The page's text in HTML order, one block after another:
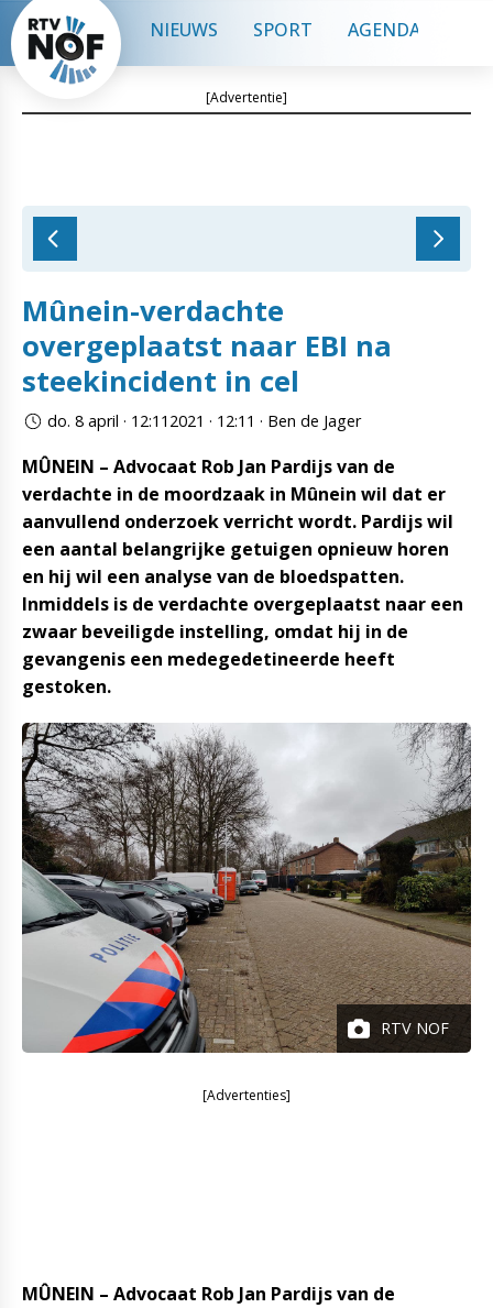
NIEUWS SPORT AGENDA
[Advertentie]
Mûnein-verdachte
overgeplaatst naar EBI na
steekincident in cel
do. 8 april · 12:112021 · 12:11 · Ben de Jager
MÛNEIN – Advocaat Rob Jan Pardijs van de
verdachte in de moordzaak in Mûnein wil dat er
aanvullend onderzoek verricht wordt. Pardijs wil
een aantal belangrijke getuigen opnieuw horen
en hij wil een analyse van de bloedspatten.
Inmiddels is de verdachte overgeplaatst naar een
zwaar beveiligde instelling, omdat hij in de
gevangenis een medegedetineerde heeft
gestoken.
RTV NOF
[Advertenties]
MÛNEIN – Advocaat Rob Jan Pardijs van de